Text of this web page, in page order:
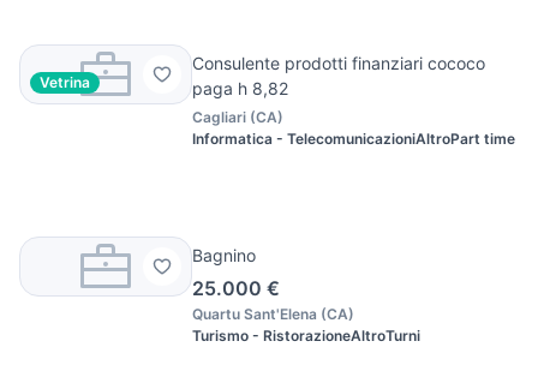
Vetrina
Consulente prodotti finanziari cococo
paga h 8,82
Cagliari (CA)
Informatica - TelecomunicazioniAltroPart time
Bagnino
25.000 €
Quartu Sant'Elena (CA)
Turismo - RistorazioneAltroTurni